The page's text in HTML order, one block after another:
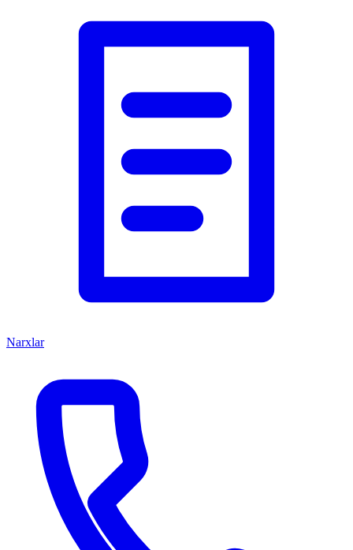
Narxlar